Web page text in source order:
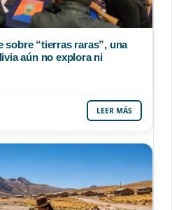
sobre “tierras raras”, una
aún no explora ni
LEER MÁS